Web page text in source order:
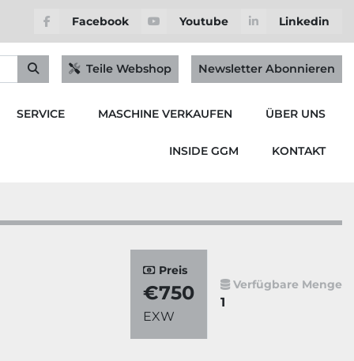
Facebook Youtube Linkedin
Teile Webshop Newsletter Abonnieren
SERVICE MASCHINE VERKAUFEN ÜBER UNS
INSIDE GGM KONTAKT
Preis
€750
EXW
Verfügbare Menge
1